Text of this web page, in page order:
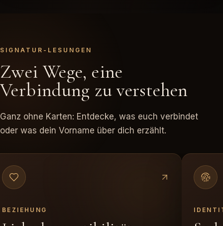
SIGNATUR-LESUNGEN
Zwei Wege, eine
Verbindung zu verstehen
Ganz ohne Karten: Entdecke, was euch verbindet
oder was dein Vorname über dich erzählt.
BEZIEHUNG